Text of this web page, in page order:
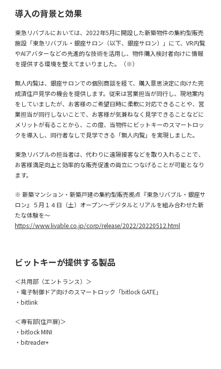
導入の背景と効果
東急リバブルにおいては、2022年5月に開設した新築物件の集約型販売
施設「東急リバブル・銀座サロン（以下、銀座サロン）」にて、VR内覧
やAIアバターなどの先進的な技術を活用し、物件購入検討者向けに情報
を提供する環境を整えてまいりました。（※）
無人内覧は、銀座サロンでの個別商談を経て、購入意思決定に向けた完
成済住戸見学の機会を提供します。従来は営業担当が同行し、現地案内
をしていましたが、お客様のご希望日時に柔軟に対応できることや、営
業担当が同行しないことで、お客様が気兼ねなく見学できることなどに
メリットが有ることから、この度、当物件にビットキーのスマートロッ
クを導入し、同行者なしで見学できる「無人内覧」を実現しました。
東急リバブルの担当者は、代わりに遠隔接客などを取り入れることで、
お客様満足向上と効率的な販売促進の両立につなげることが可能となり
ます。
※ 新築マンション・新築戸建の集約型販売拠点『東急リバブル・銀座サ
ロン』５月１４日（土）オープン～デジタルとリアルを組み合わせた新
たな体験を〜
https://www.livable.co.jp/corp/release/2022/20220512.html
ビットキーが提供する製品
＜共用部（エントランス）＞
・電子制御ドア向けのスマートロック「bitlock GATE」
・bitlink
＜専有部(住戸扉)＞
・bitlock MINI
・bitreader+